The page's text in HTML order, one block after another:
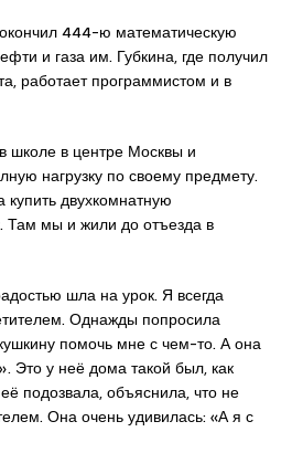
444-ю математическую
и газа им. Губкина, где получил
работает программистом и в
школе в центре Москвы и
нагрузку по своему предмету.
двухкомнатную
Там мы и жили до отъезда в
шла на урок. Я всегда
Однажды попросила
помочь мне с чем-то. А она
Это у неё дома такой был, как
подозвала, объяснила, что не
Она очень удивилась: «А я с